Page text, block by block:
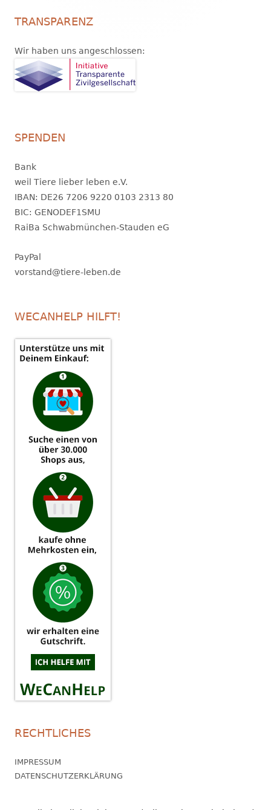
TRANSPARENZ
Wir haben uns angeschlossen:
SPENDEN
Bank
weil Tiere lieber leben e.V.
IBAN: DE26 7206 9220 0103 2313 80
BIC: GENODEF1SMU
RaiBa Schwabmünchen-Stauden eG
PayPal
vorstand@tiere-leben.de
WECANHELP HILFT!
RECHTLICHES
IMPRESSUM
DATENSCHUTZERKLÄRUNG